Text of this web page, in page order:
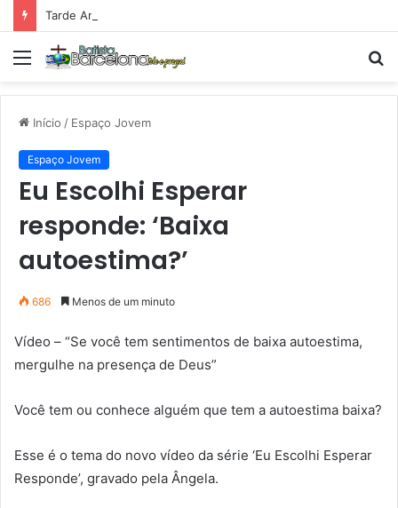
Tarde Animada – Luz do Mundo
Menu
Início / Espaço Jovem
Espaço Jovem
Eu Escolhi Esperar
responde: ‘Baixa
autoestima?’
686 Menos de um minuto
Vídeo – “Se você tem sentimentos de baixa autoestima,
mergulhe na presença de Deus”
Você tem ou conhece alguém que tem a autoestima baixa?
Esse é o tema do novo vídeo da série ‘Eu Escolhi Esperar
Responde’, gravado pela Ângela.